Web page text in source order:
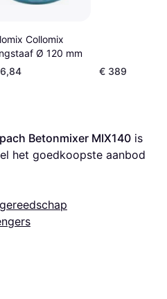
Collomix
Ø 120 mm
€ 389
Betonmixer MIX140
het goedkoopste aanbod